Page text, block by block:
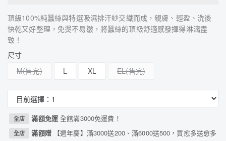
頂級100%純蠶絲與特選吸濕排汗紗交織而成，親膚、輕盈、洗後
快乾又好整理，免燙不易皺，將蠶絲的頂級舒適感發揮得淋漓盡
致！
尺寸
M
L XL EL
全店 滿額免運全館滿3000免運費！
全店 滿額贈 【週年慶】滿3000送200、滿6000送500，買愈多送愈多